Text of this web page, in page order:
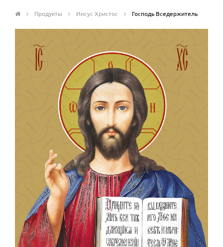
Продукты Иисус Христос Господь Вседержитель